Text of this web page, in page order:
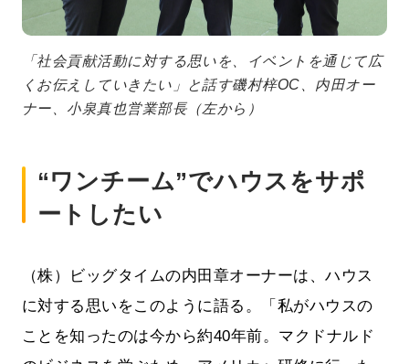
「社会貢献活動に対する思いを、イベントを通じて広
くお伝えしていきたい」と話す磯村梓OC、内田オー
ナー、小泉真也営業部長（左から）
“ワンチーム”でハウスをサポ
ートしたい
（株）ビッグタイムの内田章オーナーは、ハウス
に対する思いをこのように語る。「私がハウスの
ことを知ったのは今から約40年前。マクドナルド